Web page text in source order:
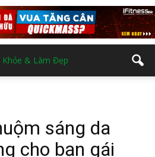
sáng da
cho bạn gái